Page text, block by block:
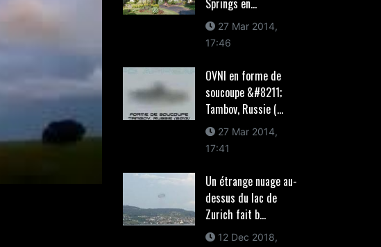
Springs en...
27 Mar 2014,
17:46
OVNI en forme de
soucoupe &#8211;
Tambov, Russie (...
27 Mar 2014,
17:41
Un étrange nuage au-
dessus du lac de
Zurich fait b...
12 Dec 2018,